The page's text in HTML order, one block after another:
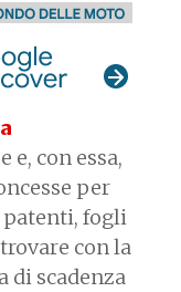
e, con essa,
per
patenti, fogli
con la
di scadenza